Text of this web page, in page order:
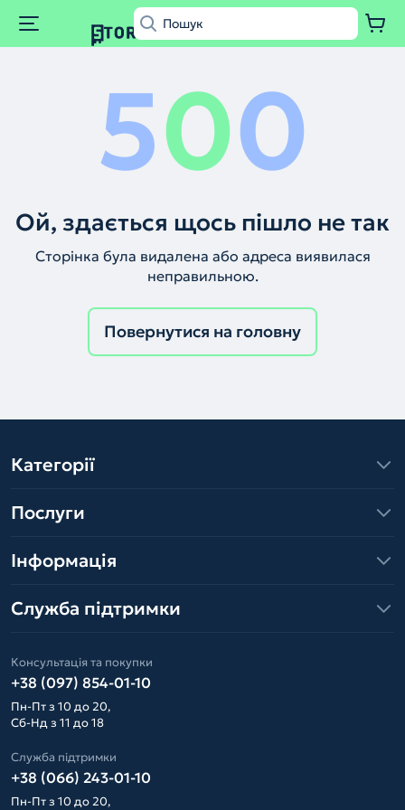
500
Ой, здається щось пішло не так
Сторінка була видалена або адреса виявилася
неправильною.
Повернутися на головну
Категорії
Послуги
Інформація
Служба підтримки
Консультація та покупки
+38 (097) 854-01-10
Пн-Пт з 10 до 20,
Сб-Нд з 11 до 18
Служба підтримки
+38 (066) 243-01-10
Пн-Пт з 10 до 20,